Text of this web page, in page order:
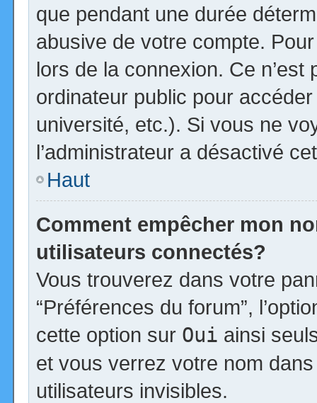
que pendant une durée
abusive de votre compte.
lors de la connexion. Ce
ordinateur public pour
université, etc.). Si vous ne
l’administrateur a désactivé
Haut
Comment empêcher mon
utilisateurs connectés?
Vous trouverez dans votre
“Préférences du forum”,
cette option sur Oui ainsi
et vous verrez votre nom
utilisateurs invisibles.